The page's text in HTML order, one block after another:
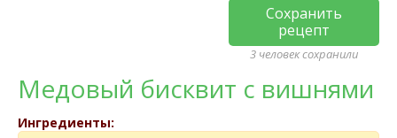
Сохранить
рецепт
3 человек сохранили
Медовый бисквит с вишнями
Ингредиенты: